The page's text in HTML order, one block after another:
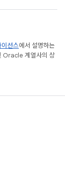
선스에서 설명하는
Oracle 계열사의 상